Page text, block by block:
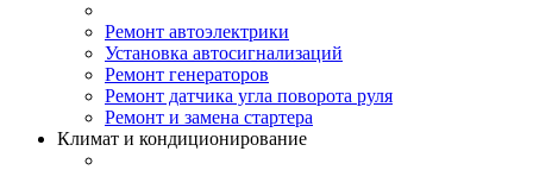
Ремонт автоэлектрики
Установка автосигнализаций
Ремонт генераторов
Ремонт датчика угла поворота руля
Ремонт и замена стартера
Климат и кондиционирование